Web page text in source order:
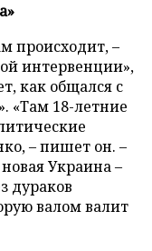
происходит,–
интервенции»,
как общался с
«Там 18-летние
–пишет он. –
Украина–
дураков
валом валит